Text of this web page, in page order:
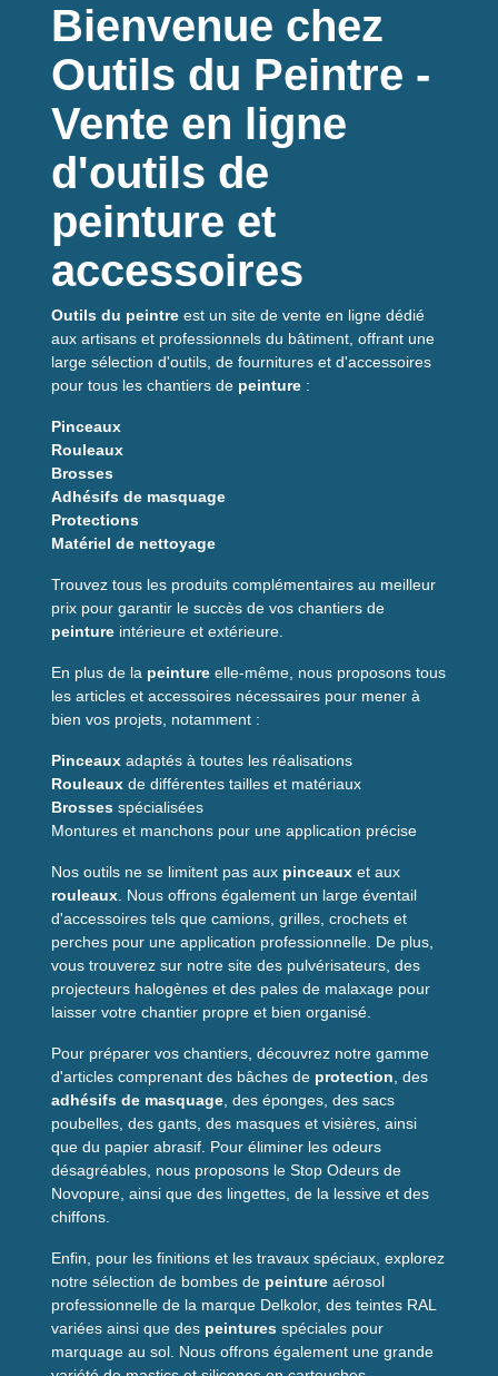
Caractéristiques clés
Type : primaire + finition en aérosol
Supports
: métaux ferreux
Finition
: mat
: env. 0,9–1 m² par bombe (400 ml)
Émissions: A+
Temps de séchage
Hors poussière :5 à 10 minutes
Sec au toucher :30 à 60 minutes
Conseils d'application
Surface propre, sèche et dégraissée
Bienagiter
Pulvériser à ~25 cm en couches fines
Rendement pratique
Une bombe de 400 ml couvre en moyenne 0,9 à 1 m², selon
la porosité et l'état du support. Pour une protection optimale,
prévoir 2 fines couches plutôt qu'une épaisse.
Pourquoi choisir
Delkolor ?
structure métallique ou un produit durable pour une utilisation
extérieure, cettepeinture en aérosol offre un très bon
compromis entre facilité d'utilisation et performance. Elle sert
aussi bien de primaire anticorrosion que de couche de
finition.
Les points forts de la
peinture antirouille
✅ Application simple sans outillage lourd
✅ Protection contre la corrosion et les UV
✅ Finition mate et uniforme
✅ Adaptée aux projets pros et particuliers
✅ Émission intérieure maîtrisée (A+)
Compatibilité et variantes
Produit disponible en plusieurs teintes pour s'adapter à vos
besoins : par exempleblancetgris. Convient
particulièrement aux éléments exposés (grilles, portails,
ferronnerie) mais aussi aux petites réparations en intérieur.
Bienvenue chez
Outils du Peintre -
Vente en ligne
d'outils de
peinture et
accessoires
Outils du peintre est un site de vente en ligne dédié
aux artisans et professionnels du bâtiment, offrant une
large sélection d'outils, de fournitures et d'accessoires
pour tous les chantiers de peinture :
Pinceaux
Rouleaux
Brosses
Adhésifs de masquage
Protections
Matériel de nettoyage
Trouvez tous les produits complémentaires au meilleur
prix pour garantir le succès de vos chantiers de
peinture intérieure et extérieure.
En plus de la peinture elle-même, nous proposons tous
les articles et accessoires nécessaires pour mener à
bien vos projets, notamment :
Pinceaux adaptés à toutes les réalisations
Rouleaux de différentes tailles et matériaux
Brosses spécialisées
Montures et manchons pour une application précise
Nos outils ne se limitent pas aux pinceaux et aux
rouleaux . Nous offrons également un large éventail
d'accessoires tels que camions, grilles, crochets et
perches pour une application professionnelle. De plus,
vous trouverez sur notre site des pulvérisateurs, des
projecteurs halogènes et des pales de malaxage pour
laisser votre chantier propre et bien organisé.
Pour préparer vos chantiers, découvrez notre gamme
d'articles comprenant des bâches de protection , des
adhésifs de masquage , des éponges, des sacs
poubelles, des gants, des masques et visières, ainsi
que du papier abrasif. Pour éliminer les odeurs
désagréables, nous proposons le Stop Odeurs de
Novopure, ainsi que des lingettes, de la lessive et des
chiffons.
Enfin, pour les finitions et les travaux spéciaux, explorez
notre sélection de bombes de peinture aérosol
professionnelle de la marque Delkolor, des teintes RAL
variées ainsi que des peintures spéciales pour
marquage au sol. Nous offrons également une grande